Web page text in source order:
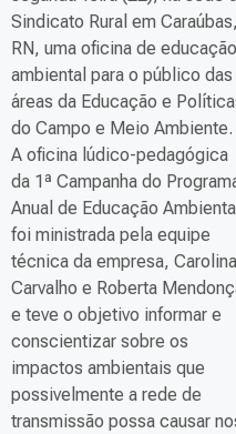
Sindicato Rural em Caraúbas,
RN, uma oficina de educação
ambiental para o público das
áreas da Educação e
do Campo e Meio Ambiente.
A oficina lúdico-pedagógica
da 1ª Campanha do
Anual de Educação Ambiental
foi ministrada pela equipe
técnica da empresa, Carolina
Carvalho e Roberta
e teve o objetivo informar e
conscientizar sobre os
impactos ambientais que
possivelmente a rede de
transmissão possa causar